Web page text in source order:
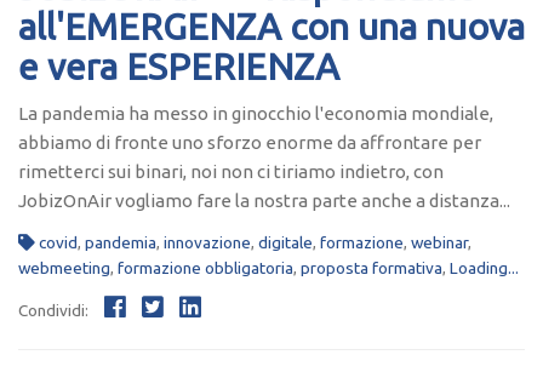
all'EMERGENZA con una nuova
e vera ESPERIENZA
La pandemia ha messo in ginocchio l'economia mondiale,
abbiamo di fronte uno sforzo enorme da affrontare per
rimetterci sui binari, noi non ci tiriamo indietro, con
JobizOnAir vogliamo fare la nostra parte anche a distanza...
covid, pandemia, innovazione, digitale, formazione, webinar,
webmeeting, formazione obbligatoria, proposta formativa, Loading...
Condividi: